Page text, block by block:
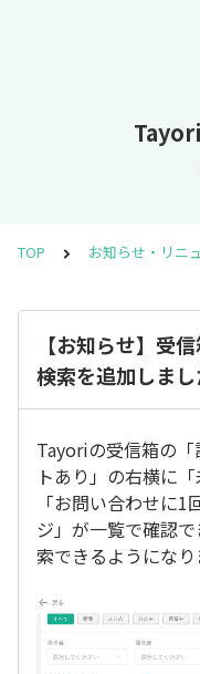
TOP お知らせ・リニ
【お知らせ】受
検索を追加しまし
Tayoriの受信箱の
トあり」の右横に
「お問い合わせに
ジ」が一覧で確認
索できるようになり